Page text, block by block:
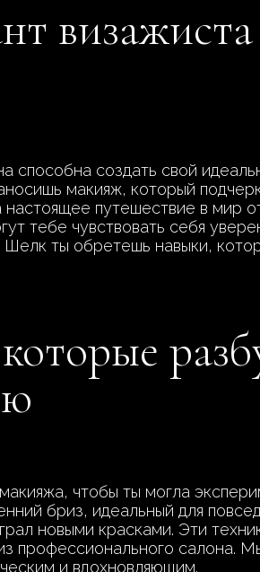
создать свой
макияж, который
путешествие в мир
тебе чувствовать себя
ты обретешь навыки,
чтобы ты могла
бриз, идеальный для
новыми красками. Эти
профессионального салона.
и вдохновляющим.